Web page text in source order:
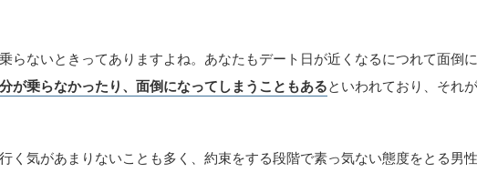
らないときってありますよね。あなたもデート日が近くなるにつれて面倒に
が乗らなかったり、面倒になってしまうこともあるといわれており、それが
く気があまりないことも多く、約束をする段階で素っ気ない態度をとる男性